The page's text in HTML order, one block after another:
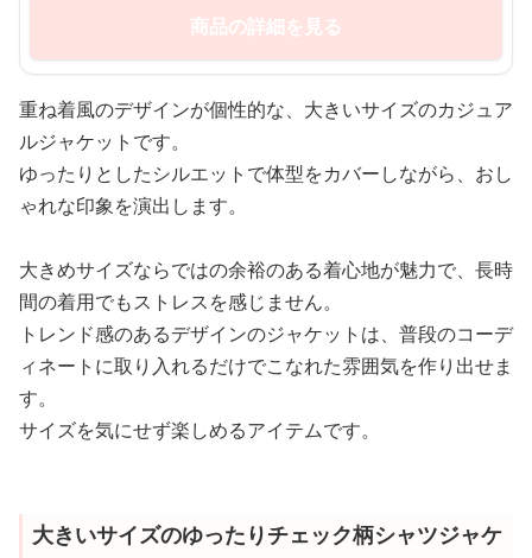
商品の詳細を見る
重ね着風のデザインが個性的な、大きいサイズのカジュア
ルジャケットです。
ゆったりとしたシルエットで体型をカバーしながら、おし
ゃれな印象を演出します。
大きめサイズならではの余裕のある着心地が魅力で、長時
間の着用でもストレスを感じません。
トレンド感のあるデザインのジャケットは、普段のコーデ
ィネートに取り入れるだけでこなれた雰囲気を作り出せま
す。
サイズを気にせず楽しめるアイテムです。
大きいサイズのゆったりチェック柄シャツジャケ